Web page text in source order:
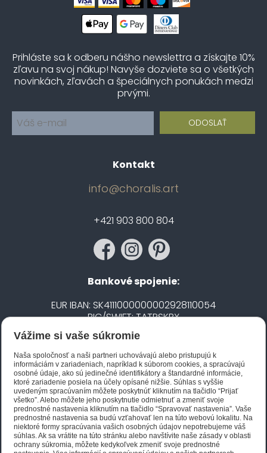
Prihláste sa k odberu nášho newslettra a získajte 10%
zľavu na svoj nákup! Navyše dozviete sa o všetkých
novinkách, zľavách a špeciálnych ponukách medzi
prvými.
Kontakt
info@choralis.art
+421 903 800 804
Bankové spojenie:
EUR IBAN: SK4111000000002928110054
BIC/SWIFT: TATRSKBX
CZK IBAN: CZ5020100000002101752606
BIC/SWIFT: FIOBCZPPXXX
Biano STAR
Vážime si vaše súkromie
Naša spoločnosť a naši partneri uchovávajú alebo pristupujú k
informáciám v zariadeniach, napríklad k súborom cookies, a spracúvajú
osobné údaje, ako sú jedinečné identifikátory a štandardné informácie,
ktoré zariadenie posiela na účely opísané nižšie. Súhlas s vyššie
uvedeným spracúvaním môžete poskytnúť kliknutím na tlačidlo “Prijať
všetko”. Alebo môžete jeho poskytnutie odmietnuť a zmeniť svoje
prednostné nastavenia kliknutím na tlačidlo “Spravovať nastavenia”. Vaše
prednostné nastavenia sa budú vzťahovať len na túto webovú lokalitu. Na
niektoré formy spracúvania vašich osobných údajov nepotrebujeme váš
súhlas. Ak sa vrátite na túto stránku alebo navštívite naše zásady v oblasti
ochrany súkromia, môžete kedykoľvek zmeniť svoje prednostné